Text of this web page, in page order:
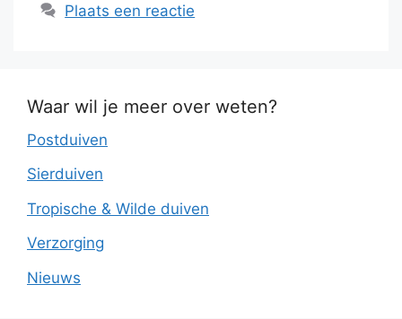
Plaats een reactie
Waar wil je meer over weten?
Postduiven
Sierduiven
Tropische & Wilde duiven
Verzorging
Nieuws